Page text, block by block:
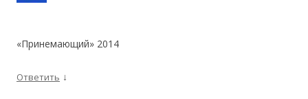
«Принемающий» 2014
Ответить ↓